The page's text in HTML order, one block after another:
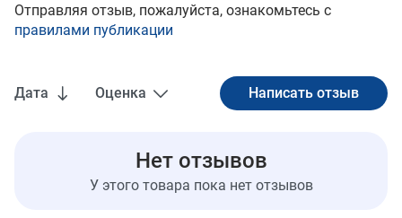
Дата Оценка
Нет отзывов
У этого товара пока нет отзывов
Отправляя отзыв, пожалуйста, ознакомьтесь с
правилами публикации